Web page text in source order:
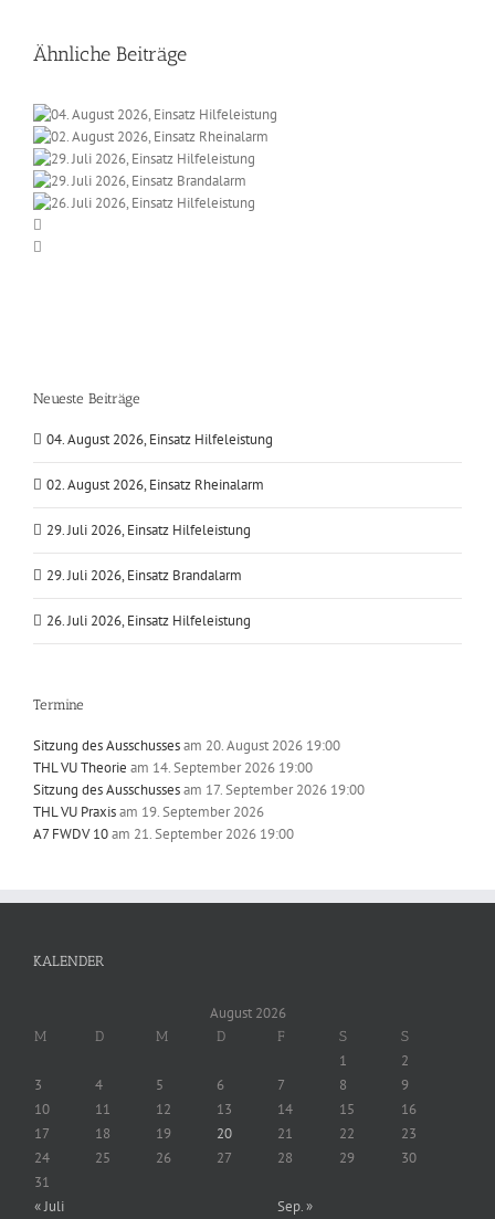
Ähnliche Beiträge
Neueste Beiträge
04. August 2026, Einsatz Hilfeleistung
02. August 2026, Einsatz Rheinalarm
29. Juli 2026, Einsatz Hilfeleistung
29. Juli 2026, Einsatz Brandalarm
26. Juli 2026, Einsatz Hilfeleistung
Termine
Sitzung des Ausschussesam 20. August 2026 19:00
THL VU Theorie am 14. September 2026 19:00
Sitzung des Ausschussesam 17. September 2026 19:00
THL VU Praxisam 19. September 2026
A7 FWDV 10am 21. September 2026 19:00
KALENDER
August 2026
M D M D F S S
1
2
3
4 5 6 7 8
9
10
11 12 13 14 15
16
17
18 19 20 21 22
23
24
25 26 27 28 29
30
31
« Juli
Sep. »